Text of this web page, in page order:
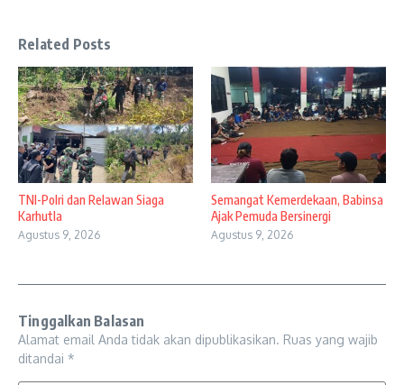
Related Posts
TNI-Polri dan Relawan Siaga
Karhutla
Agustus 9, 2026
Semangat Kemerdekaan, Babinsa
Ajak Pemuda Bersinergi
Agustus 9, 2026
Tinggalkan Balasan
Alamat email Anda tidak akan dipublikasikan. Ruas yang wajib
ditandai *